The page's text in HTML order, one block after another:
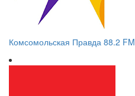
Комсомольская Правда 88.2 FM